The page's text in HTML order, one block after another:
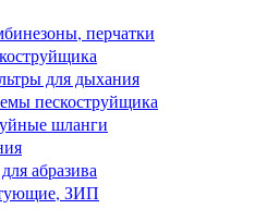
перчатки
для дыхания
пескоструйщика
шланги
абразива
ЗИП